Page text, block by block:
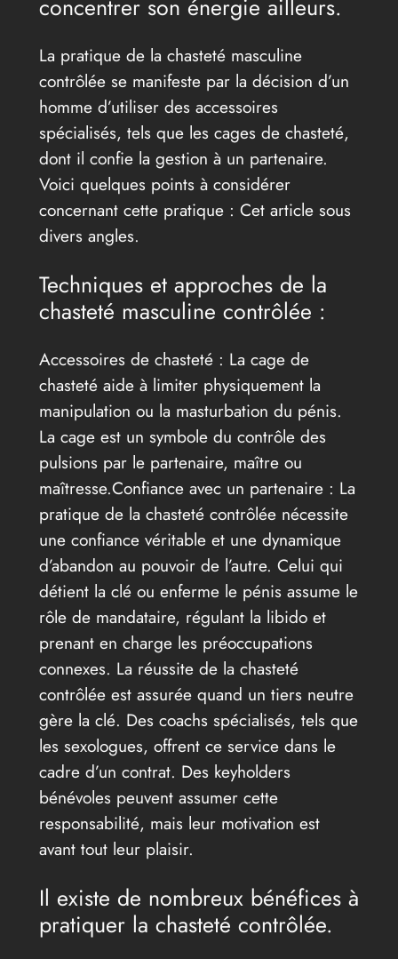
concentrer son énergie ailleurs.
La pratique de la chasteté masculine
contrôlée se manifeste par la décision d’un
homme d’utiliser des accessoires
spécialisés, tels que les cages de chasteté,
dont il confie la gestion à un partenaire.
Voici quelques points à considérer
concernant cette pratique : Cet article sous
divers angles.
Techniques et approches de la
chasteté masculine contrôlée :
Accessoires de chasteté : La cage de
chasteté aide à limiter physiquement la
manipulation ou la masturbation du pénis.
La cage est un symbole du contrôle des
pulsions par le partenaire, maître ou
maîtresse.Confiance avec un partenaire : La
pratique de la chasteté contrôlée nécessite
une confiance véritable et une dynamique
d’abandon au pouvoir de l’autre. Celui qui
détient la clé ou enferme le pénis assume le
rôle de mandataire, régulant la libido et
prenant en charge les préoccupations
connexes. La réussite de la chasteté
contrôlée est assurée quand un tiers neutre
gère la clé. Des coachs spécialisés, tels que
les sexologues, offrent ce service dans le
cadre d’un contrat. Des keyholders
bénévoles peuvent assumer cette
responsabilité, mais leur motivation est
avant tout leur plaisir.
Il existe de nombreux bénéfices à
pratiquer la chasteté contrôlée.